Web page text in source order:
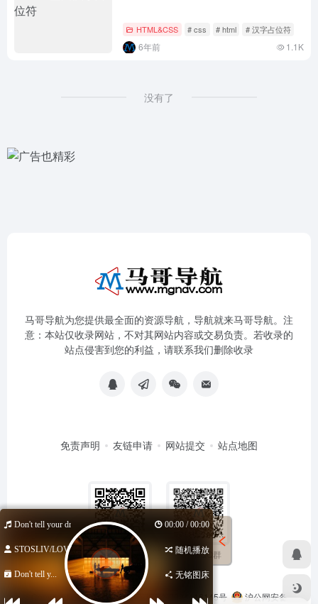
HTML&CSS # css # html # 汉字占位符
6年前 1.1K
没有了
马哥导航为您提供最全面的资源导航，导航就来马哥导航。注
意：本站仅收录网站，不对其网站内容或交易负责。若收录的
站点侵害到您的利益，请联系我们删除收录
免责声明 友链申请 网站提交 站点地图
扫码关注公众号 扫码加QQ群
Copyright © 2026马哥导航 苏ICP备2024116145号 沪公网安备
Don't tell your dreams 00:00 / 00:00
STOSLIV/LOVI... 随机播放
Don't tell y... 无铭图床